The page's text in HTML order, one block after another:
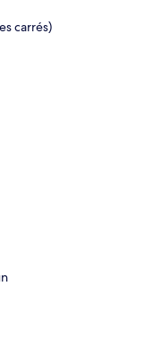
carrés)